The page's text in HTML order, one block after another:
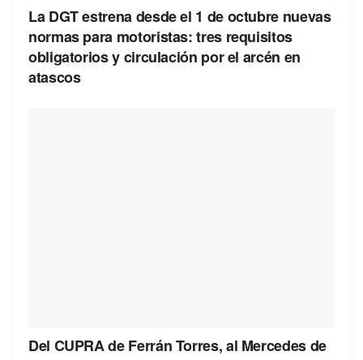
La DGT estrena desde el 1 de octubre nuevas
normas para motoristas: tres requisitos
obligatorios y circulación por el arcén en
atascos
Del CUPRA de Ferrán Torres, al Mercedes de